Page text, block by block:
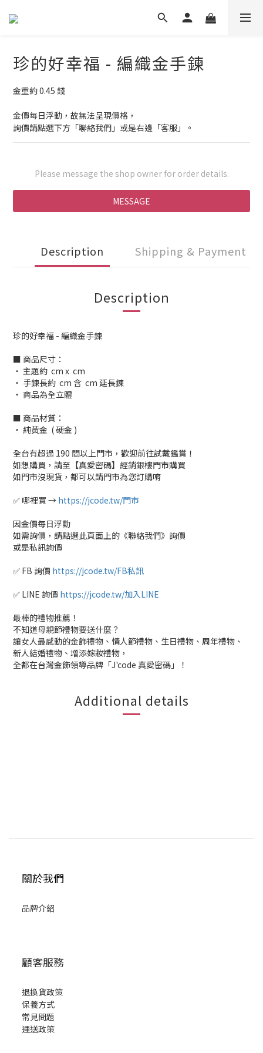
珍的好幸福 - 編織金手鍊
金重約 0.45 錢
金價每日浮動，故無法呈現價格，
詢價請點選下方「聯絡我們」或是右邊「客服」。
Please message the shop owner for order details.
MESSAGE
Description Shipping & Payment
Description
珍的好幸福 - 編織金手鍊
■ 商品尺寸：
‧ 主題約 cm x cm
‧ 手鍊長約 cm 含 cm 延長鍊
‧ 商品為全立體
■ 商品材質：
‧ 純黃金 ( 硬金 )
全台有超過 190 間以上門市，歡迎前往試戴鑑賞！
如想購買，請至【真愛密碼】經銷銀樓門市購買
如門市沒現貨，都可以請門市為您訂購唷
✅ 哪裡買 → https://jcode.tw/門市
因金價每日浮動
如需詢價，請點選此頁面上的《聯絡我們》詢價
或是私訊詢價
✅ FB 詢價 https://jcode.tw/FB私訊
✅ LINE 詢價 https://jcode.tw/加入LINE
最棒的禮物推薦！
不知道母親節禮物要送什麼？
讓女人最感動的金飾禮物、情人節禮物、生日禮物、周年禮物、
新人結婚禮物、增添嫁妝禮物，
全都在台灣金飾領導品牌「J'code 真愛密碼」！
Additional details
關於我們
品牌介紹
顧客服務
退換貨政策
保養方式
常見問題
運送政策